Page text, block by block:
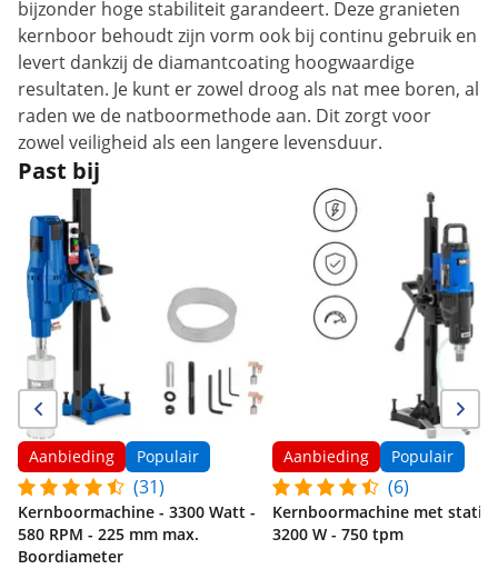
bijzonder hoge stabiliteit garandeert. Deze granieten
kernboor behoudt zijn vorm ook bij continu gebruik en
levert dankzij de diamantcoating hoogwaardige
resultaten. Je kunt er zowel droog als nat mee boren, al
raden we de natboormethode aan. Dit zorgt voor
zowel veiligheid als een langere levensduur.
Past bij
Aanbieding Populair
(31)
Kernboormachine - 3300 Watt -
580 RPM - 225 mm max.
Boordiameter
Aanbieding Populair
(6)
Kernboormachine met
3200 W - 750 tpm